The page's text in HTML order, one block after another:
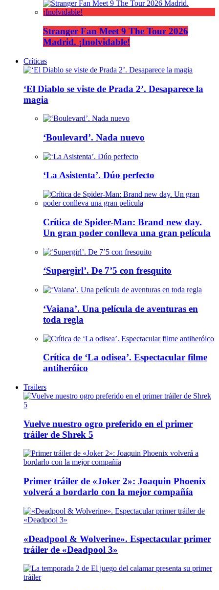
Stranger Fan Meet 9 The Tour 2026
Madrid. ¡Inolvidable!
Críticas
‘El Diablo se viste de Prada 2’. Desaparece la
magia
‘Boulevard’. Nada nuevo
‘La Asistenta’. Dúo perfecto
Crítica de Spider-Man: Brand new day.
Un gran poder conlleva una gran película
‘Supergirl’. De 7’5 con fresquito
‘Vaiana’. Una película de aventuras en
toda regla
Crítica de ‘La odisea’. Espectacular filme
antiheróico
Trailers
Vuelve nuestro ogro preferido en el primer
tráiler de Shrek 5
Primer tráiler de «Joker 2»: Joaquin Phoenix
volverá a bordarlo con la mejor compañía
«Deadpool & Wolverine». Espectacular primer
tráiler de «Deadpool 3»